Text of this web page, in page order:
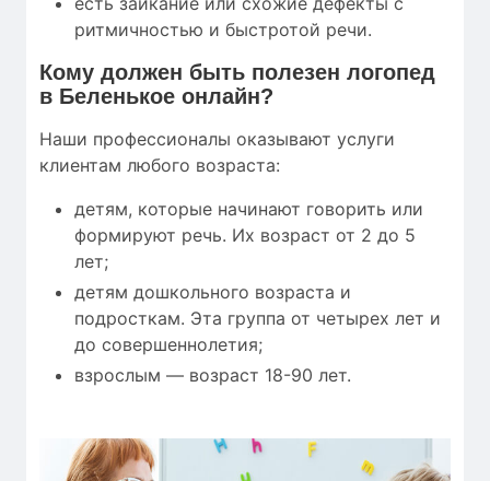
ритмичностью и быстротой речи.
Кому должен быть полезен логопед
в Беленькое онлайн?
Наши профессионалы оказывают услуги
клиентам любого возраста:
детям, которые начинают говорить или
формируют речь. Их возраст от 2 до 5
лет;
детям дошкольного возраста и
подросткам. Эта группа от четырех лет и
до совершеннолетия;
взрослым — возраст 18-90 лет.